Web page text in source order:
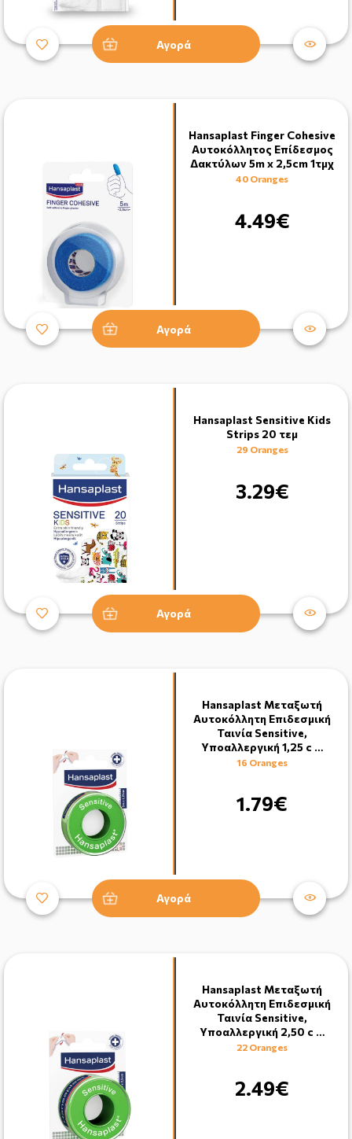
Αγορά
Hansaplast Finger Cohesive
Αυτοκόλλητος Επίδεσμος
Δακτύλων 5m x 2,5cm 1τμχ
40 Oranges
4.49€
Αγορά
Hansaplast Sensitive Kids
Strips 20 τεμ
29 Oranges
3.29€
Αγορά
Hansaplast Μεταξωτή
Αυτοκόλλητη Επιδεσμική
Ταινία Sensitive,
Yποαλλεργική 1,25 c …
16 Oranges
1.79€
Αγορά
Hansaplast Μεταξωτή
Αυτοκόλλητη Επιδεσμική
Ταινία Sensitive,
Yποαλλεργική 2,50 c …
22 Oranges
2.49€